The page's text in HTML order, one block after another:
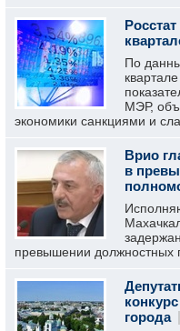
По
МЭР,
экономики санкциями и
Врио
в
превышении должностных
города